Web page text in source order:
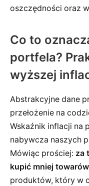
oszczędności oraz
Co to
portfela?
wyższej
Abstrakcyjne dane
przełożenie na
Wskaźnik inflacji na
nabywcza naszych
Mówiąc prościej: za
kupić mniej
produktów, który w